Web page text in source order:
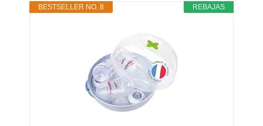
REBAJAS
BESTSELLER NO. 8